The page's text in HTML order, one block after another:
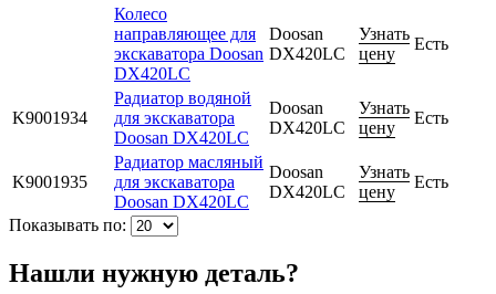
Колесо
направляющее для
экскаватора Doosan
DX420LC
Doosan
DX420LC
Узнать
цену
Есть
K9001934
Радиатор водяной
для экскаватора
Doosan DX420LC
Doosan
DX420LC
Узнать
цену
Есть
K9001935
Радиатор масляный
для экскаватора
Doosan DX420LC
Doosan
DX420LC
Узнать
цену
Есть
Показывать по:
Нашли нужную деталь?